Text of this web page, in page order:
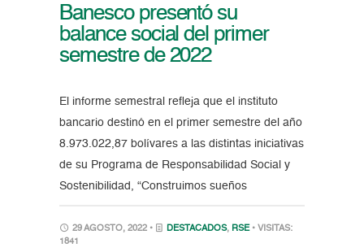
Banesco presentó su
balance social del primer
semestre de 2022
El informe semestral refleja que el instituto
bancario destinó en el primer semestre del año
8.973.022,87 bolívares a las distintas iniciativas
de su Programa de Responsabilidad Social y
Sostenibilidad, “Construimos sueños
29 AGOSTO, 2022 • DESTACADOS, RSE • VISITAS:
1841